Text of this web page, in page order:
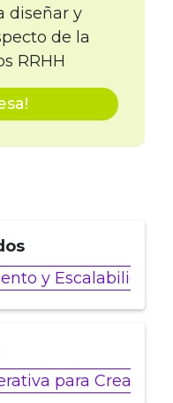
diseñar y
de la
RRHH
y Escalabilidad
para